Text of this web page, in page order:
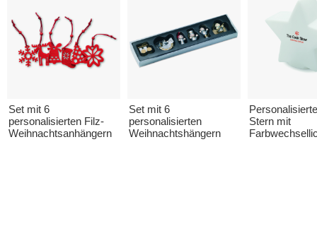
Set mit 6
personalisierten Filz-
Weihnachtsanhängern
Set mit 6
personalisierten
Weihnachtshängern
Stern mit